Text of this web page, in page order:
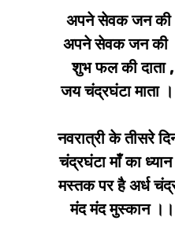
अपने सेवक जन की
अपने सेवक जन की
शुभ फल की दाता ,
जय चंद्रघंटा माता
नवरात्री के तीसरे
चंद्रघंटा माँ का
मस्तक पर है अर्ध
मंद मंद मुस्कान ।।